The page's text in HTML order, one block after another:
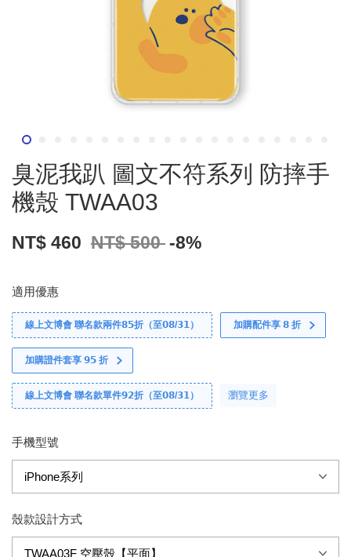
臭泥我趴 圖文不符系列 防摔手
機殼 TWAA03
NT$ 460 NT$ 500 -8%
適用優惠
線上文博會 聯名款兩件𝟴𝟱折（至𝟬𝟴/𝟯𝟭） 加購配件享 𝟴 折
加購證件套享 𝟵𝟱 折
線上文博會 聯名款單件𝟵𝟮折（至𝟬𝟴/𝟯𝟭） 瀏覽更多
手機型號
殼款設計方式